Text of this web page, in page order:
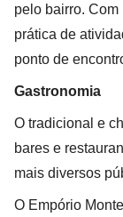
pelo bairro. Com
prática de
ponto de
Gastronomia
O tradicional e
bares e
mais diversos
O Empório